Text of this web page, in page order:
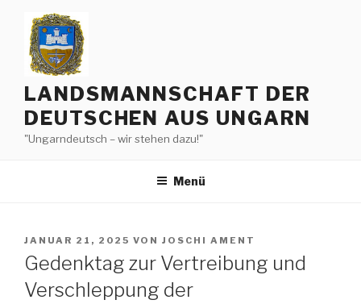
springen
LANDSMANNSCHAFT DER
DEUTSCHEN AUS UNGARN
"Ungarndeutsch – wir stehen dazu!"
Menü
VERÖFFENTLICHT
AM
JANUAR 21, 2025 VON JOSCHI AMENT
Gedenktag zur Vertreibung und
Verschleppung der